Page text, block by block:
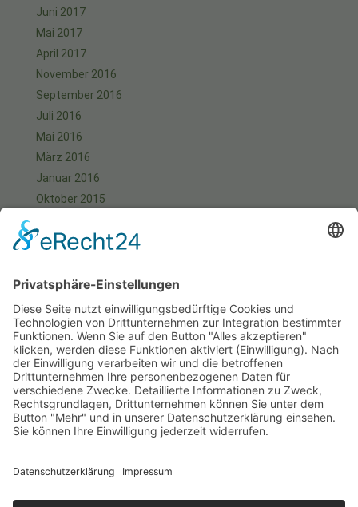
Juni 2017
Mai 2017
April 2017
November 2016
September 2016
Juli 2016
Mai 2016
März 2016
Januar 2016
Oktober 2015
August 2015
Juni 2015
Mai 2015
April 2015
März 2015
Januar 2015
Meta
Anmelden